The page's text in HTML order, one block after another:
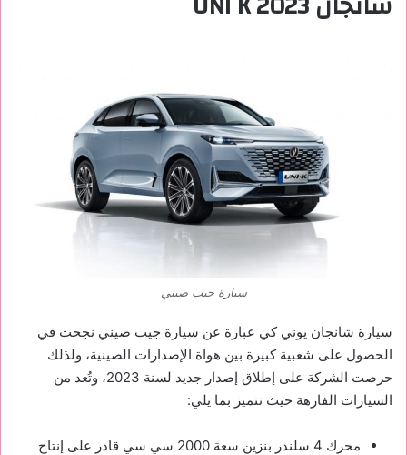
سيارة جيب صيني
سيارة شانجان يوني كي عبارة عن سيارة جيب صيني نجحت في
الحصول على شعبية كبيرة بين هواة الإصدارات الصينية، ولذلك
حرصت الشركة على إطلاق إصدار جديد لسنة 2023، وتُعد من
السيارات الفارهة حيث تتميز بما يلي:
محرك 4 سلندر بنزين سعة 2000 سي سي قادر على إنتاج